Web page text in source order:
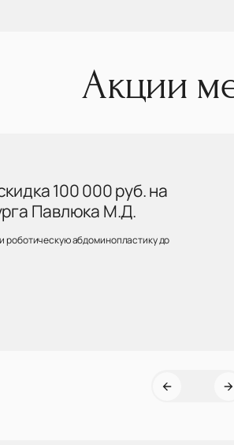
Акции
100 000 руб. на
Павлюка М.Д.
роботическую абдоминопластику до